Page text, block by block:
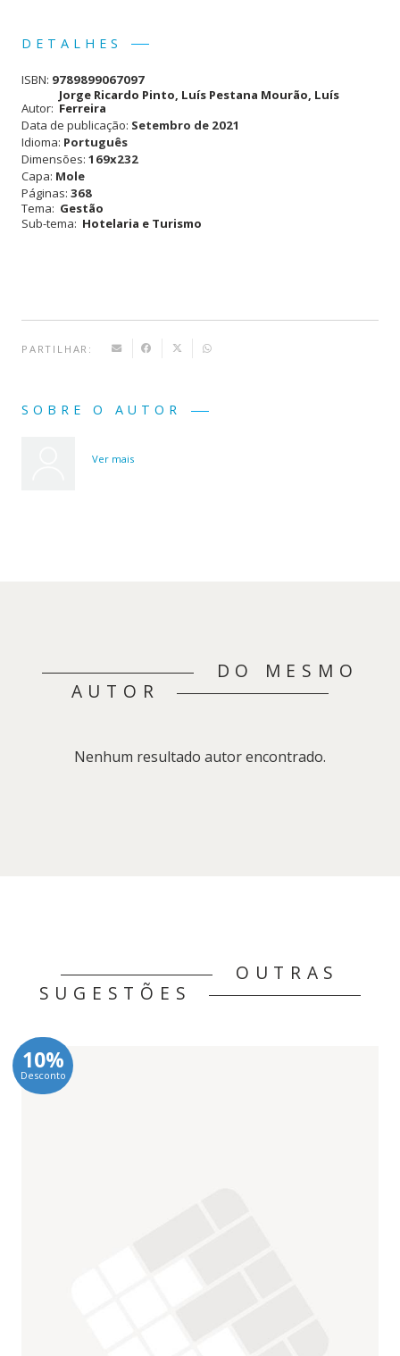
30,00 €.
Turismo
DETALHES
ISBN: 9789899067097
Autor:
Jorge Ricardo Pinto, Luís Pestana Mourão, Luís
Ferreira
Data de publicação: Setembro de 2021
Idioma: Português
Dimensões: 169x232
Capa: Mole
Páginas: 368
Tema: Gestão
Sub-tema: Hotelaria e Turismo
PARTILHAR:
SOBRE O AUTOR
Ver mais
DO MESMO
AUTOR
Nenhum resultado autor encontrado.
OUTRAS
SUGESTÕES
10%
Desconto